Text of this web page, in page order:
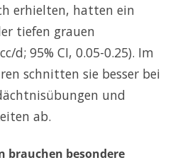
erhielten, hatten ein
tiefen grauen
d; 95% CI, 0.05-0.25). Im
schnitten sie besser bei
und
ab.
brauchen besondere